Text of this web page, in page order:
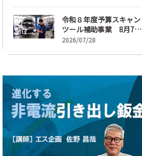
令和８年度予算スキャン
ツール補助事業 8月7日
受け付け開始
2026/07/28